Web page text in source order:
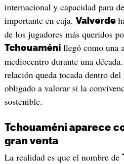
internacional y capacidad para
importante en caja. Valverde
de los jugadores más queridos
Tchouaménillegó como una
mediocentro durante una
relación queda tocada dentro
obligado a valorar si la
sostenible.
Tchouaméni aparece
gran venta
La realidad es que el nombre de